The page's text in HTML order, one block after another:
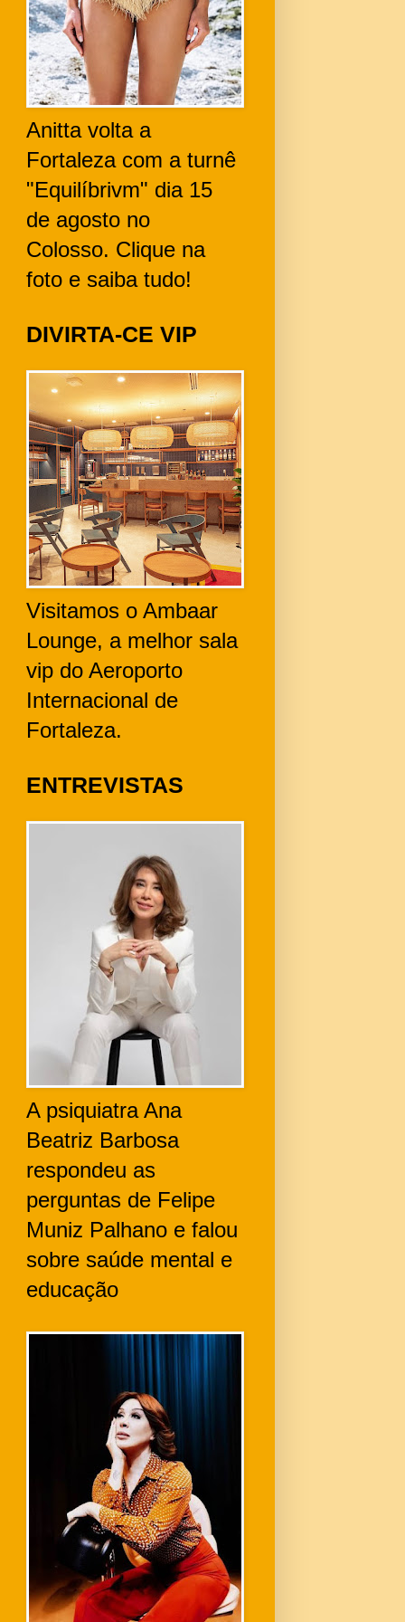
Anitta volta a
Fortaleza com a turnê
"Equilíbrivm" dia 15
de agosto no
Colosso. Clique na
foto e saiba tudo!
DIVIRTA-CE VIP
Visitamos o Ambaar
Lounge, a melhor sala
vip do Aeroporto
Internacional de
Fortaleza.
ENTREVISTAS
A psiquiatra Ana
Beatriz Barbosa
respondeu as
perguntas de Felipe
Muniz Palhano e falou
sobre saúde mental e
educação